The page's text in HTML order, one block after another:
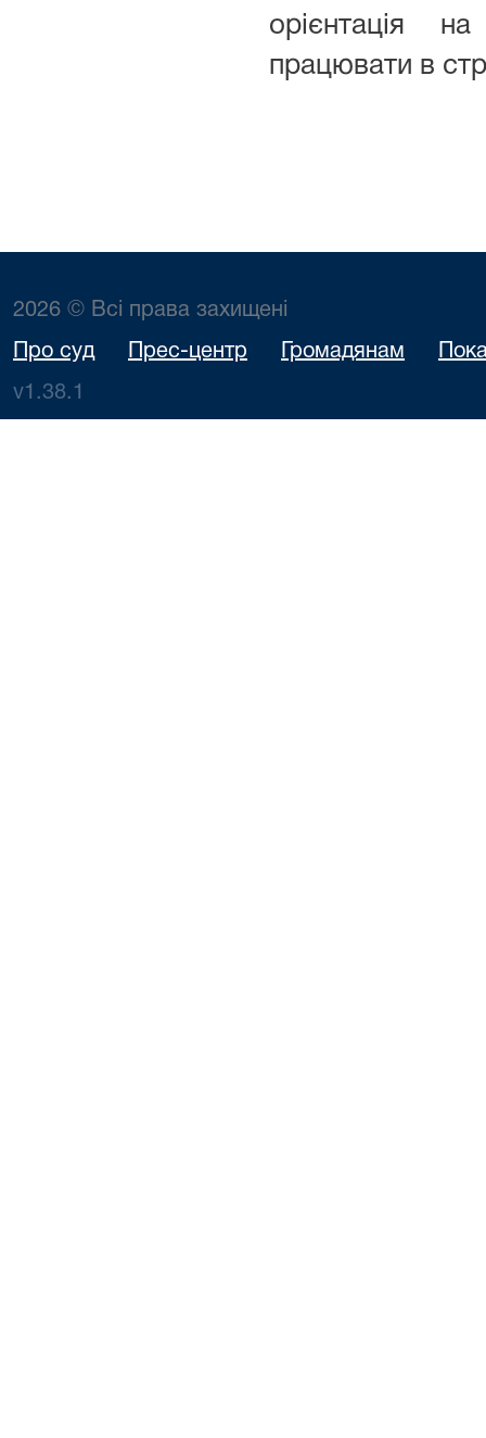
орієнтація
працювати в
2026 © Всі права захищені
Про суд Прес-центр Громадянам
v1.38.1